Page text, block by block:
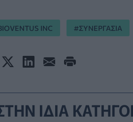
INC ΣΥΝΕΡΓΑΣΙΑ
ΙΔΙΑ